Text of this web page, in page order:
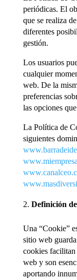
periódicas. El
que se realiza
diferentes
gestión.
Los usuarios
cualquier
web. De la
preferencias
las opciones
La Política de
siguientes
Definición
Una “Cookie”
sitio web
cookies
web y son
aportando